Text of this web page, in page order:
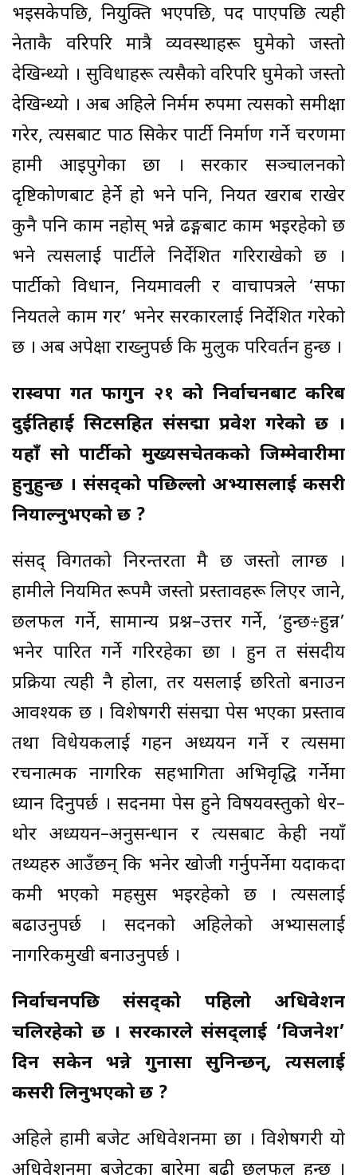
भइसकेपछि, नियुक्ति भएपछि, पद पाएपछि त्यही
नेताकै वरिपरि मात्रै व्यवस्थाहरू घुमेको जस्तो
देखिन्थ्यो । सुविधाहरू त्यसैको वरिपरि घुमेको जस्तो
देखिन्थ्यो । अब अहिले निर्मम रुपमा त्यसको समीक्षा
गरेर, त्यसबाट पाठ सिकेर पार्टी निर्माण गर्ने चरणमा
हामी आइपुगेका छौँ । सरकार सञ्चालनको
दृष्टिकोणबाट हेर्ने हो भने पनि, नियत खराब राखेर
कुनै पनि काम नहोस् भन्ने ढङ्गबाट काम भइरहेको छ
भने त्यसलाई पार्टीले निर्देशित गरिराखेको छ ।
पार्टीको विधान, नियमावली र वाचापत्रले ‘सफा
नियतले काम गर’ भनेर सरकारलाई निर्देशित गरेको
छ । अब अपेक्षा राख्नुपर्छ कि मुलुक परिवर्तन हुन्छ ।
रास्वपा गत फागुन २१ को निर्वाचनबाट करिब
दुईतिहाई सिटसहित संसद्मा प्रवेश गरेको छ ।
यहाँ सो पार्टीको मुख्यसचेतकको जिम्मेवारीमा
हुनुहुन्छ । संसद्को पछिल्लो अभ्यासलाई कसरी
नियाल्नुभएको छ ?
संसद् विगतको निरन्तरता मै छ जस्तो लाग्छ ।
हामीले नियमित रूपमै जस्तो प्रस्तावहरू लिएर जाने,
छलफल गर्ने, सामान्य प्रश्न–उत्तर गर्ने, ‘हुन्छ÷हुन्न’
भनेर पारित गर्ने गरिरहेका छौँ । हुन त संसदीय
प्रक्रिया त्यही नै होला, तर यसलाई छरितो बनाउन
आवश्यक छ । विशेषगरी संसद्मा पेस भएका प्रस्ताव
तथा विधेयकलाई गहन अध्ययन गर्ने र त्यसमा
रचनात्मक नागरिक सहभागिता अभिवृद्धि गर्नेमा
ध्यान दिनुपर्छ । सदनमा पेस हुने विषयवस्तुको धेर–
थोर अध्ययन–अनुसन्धान र त्यसबाट केही नयाँ
तथ्यहरु आउँछन् कि भनेर खोजी गर्नुपर्नेमा यदाकदा
कमी भएको महसुस भइरहेको छ । त्यसलाई
बढाउनुपर्छ । सदनको अहिलेको अभ्यासलाई
नागरिकमुखी बनाउनुपर्छ ।
निर्वाचनपछि संसद्को पहिलो अधिवेशन
चलिरहेको छ । सरकारले संसद्लाई ‘विजनेश’
दिन सकेन भन्ने गुनासा सुनिन्छन्, त्यसलाई
कसरी लिनुभएको छ ?
अहिले हामी बजेट अधिवेशनमा छौँ । विशेषगरी यो